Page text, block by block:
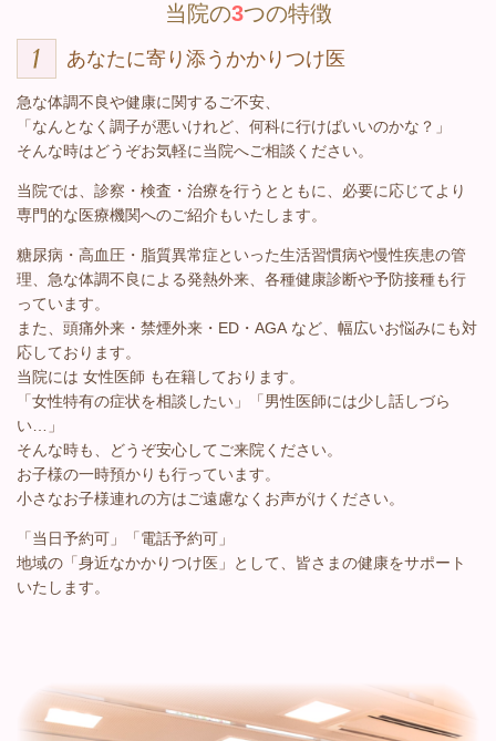
当院の3つの特徴
あなたに寄り添うかかりつけ医
急な体調不良や健康に関するご不安、
「なんとなく調子が悪いけれど、何科に行けばいいのかな？」
そんな時はどうぞお気軽に当院へご相談ください。
当院では、診察・検査・治療を行うとともに、必要に応じてより
専門的な医療機関へのご紹介もいたします。
糖尿病・高血圧・脂質異常症といった生活習慣病や慢性疾患の管
理、急な体調不良による発熱外来、各種健康診断や予防接種も行
っています。
また、頭痛外来・禁煙外来・ED・AGA など、幅広いお悩みにも対
応しております。
当院には 女性医師 も在籍しております。
「女性特有の症状を相談したい」「男性医師には少し話しづら
い…」
そんな時も、どうぞ安心してご来院ください。
お子様の一時預かりも行っています。
小さなお子様連れの方はご遠慮なくお声がけください。
「当日予約可」「電話予約可」
地域の「身近なかかりつけ医」として、皆さまの健康をサポート
いたします。